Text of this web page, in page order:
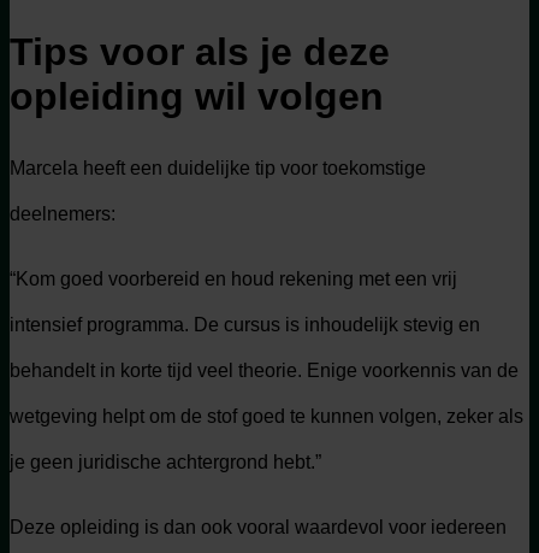
Tips voor als je deze
opleiding wil volgen
Marcela heeft een duidelijke tip voor toekomstige
deelnemers:
“Kom goed voorbereid en houd rekening met een vrij
intensief programma. De cursus is inhoudelijk stevig en
behandelt in korte tijd veel theorie. Enige voorkennis van de
wetgeving helpt om de stof goed te kunnen volgen, zeker als
je geen juridische achtergrond hebt.”
Deze opleiding is dan ook vooral waardevol voor iedereen